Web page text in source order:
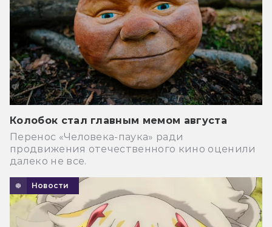
Колобок стал главным мемом августа
Перенос «Человека-паука» ради
продвижения отечественного кино оценили
далеко не все.
Новости